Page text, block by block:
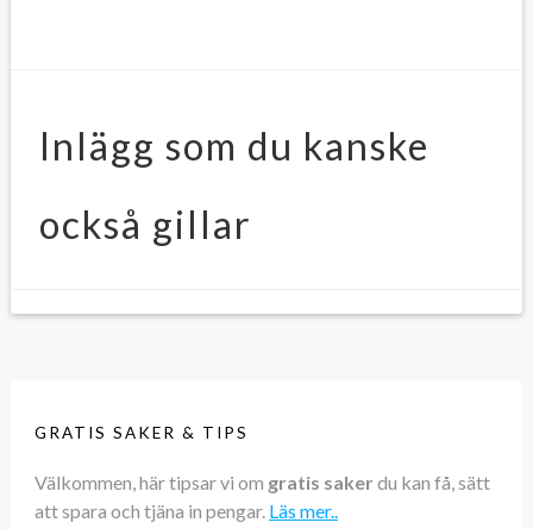
Inlägg som du kanske
också gillar
GRATIS SAKER & TIPS
Välkommen, här tipsar vi om gratis saker du kan få, sätt
att spara och tjäna in pengar. Läs mer..